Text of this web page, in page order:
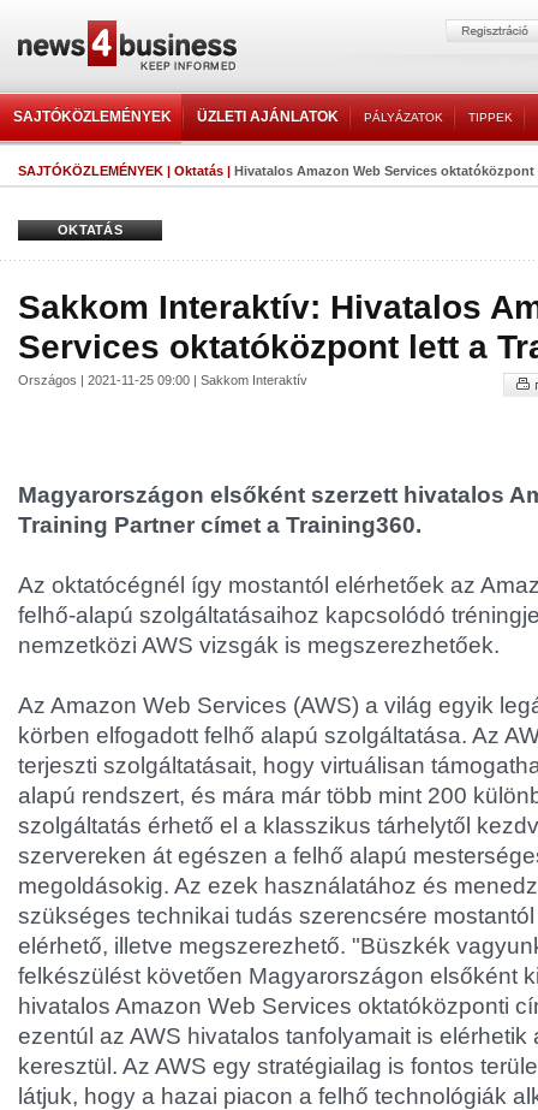
SAJTÓKÖZLEMÉNYEK ÜZLETI AJÁNLATOK PÁLYÁZATOK TIPPEK
SAJTÓKÖZLEMÉNYEK | Oktatás | Hivatalos Amazon Web Services oktatóközpont
OKTATÁS
Sakkom Interaktív: Hivatalos
Services oktatóközpont lett a
Országos | 2021-11-25 09:00 | Sakkom Interaktív
Magyarországon elsőként szerzett hivatalos
Training Partner címet a Training360.
Az oktatócégnél így mostantól elérhetőek az
felhő-alapú szolgáltatásaihoz kapcsolódó
nemzetközi AWS vizsgák is megszerezhetőek.
Az Amazon Web Services (AWS) a világ egyik
körben elfogadott felhő alapú szolgáltatása. Az
terjeszti szolgáltatásait, hogy virtuálisan
alapú rendszert, és mára már több mint 200
szolgáltatás érhető el a klasszikus tárhelytől
szervereken át egészen a felhő alapú
megoldásokig. Az ezek használatához és
szükséges technikai tudás szerencsére
elérhető, illetve megszerezhető. "Büszkék
felkészülést követően Magyarországon elsőként
hivatalos Amazon Web Services oktatóközponti
ezentúl az AWS hivatalos tanfolyamait is elérhetik
keresztül. Az AWS egy stratégiailag is fontos
látjuk, hogy a hazai piacon a felhő technológiák